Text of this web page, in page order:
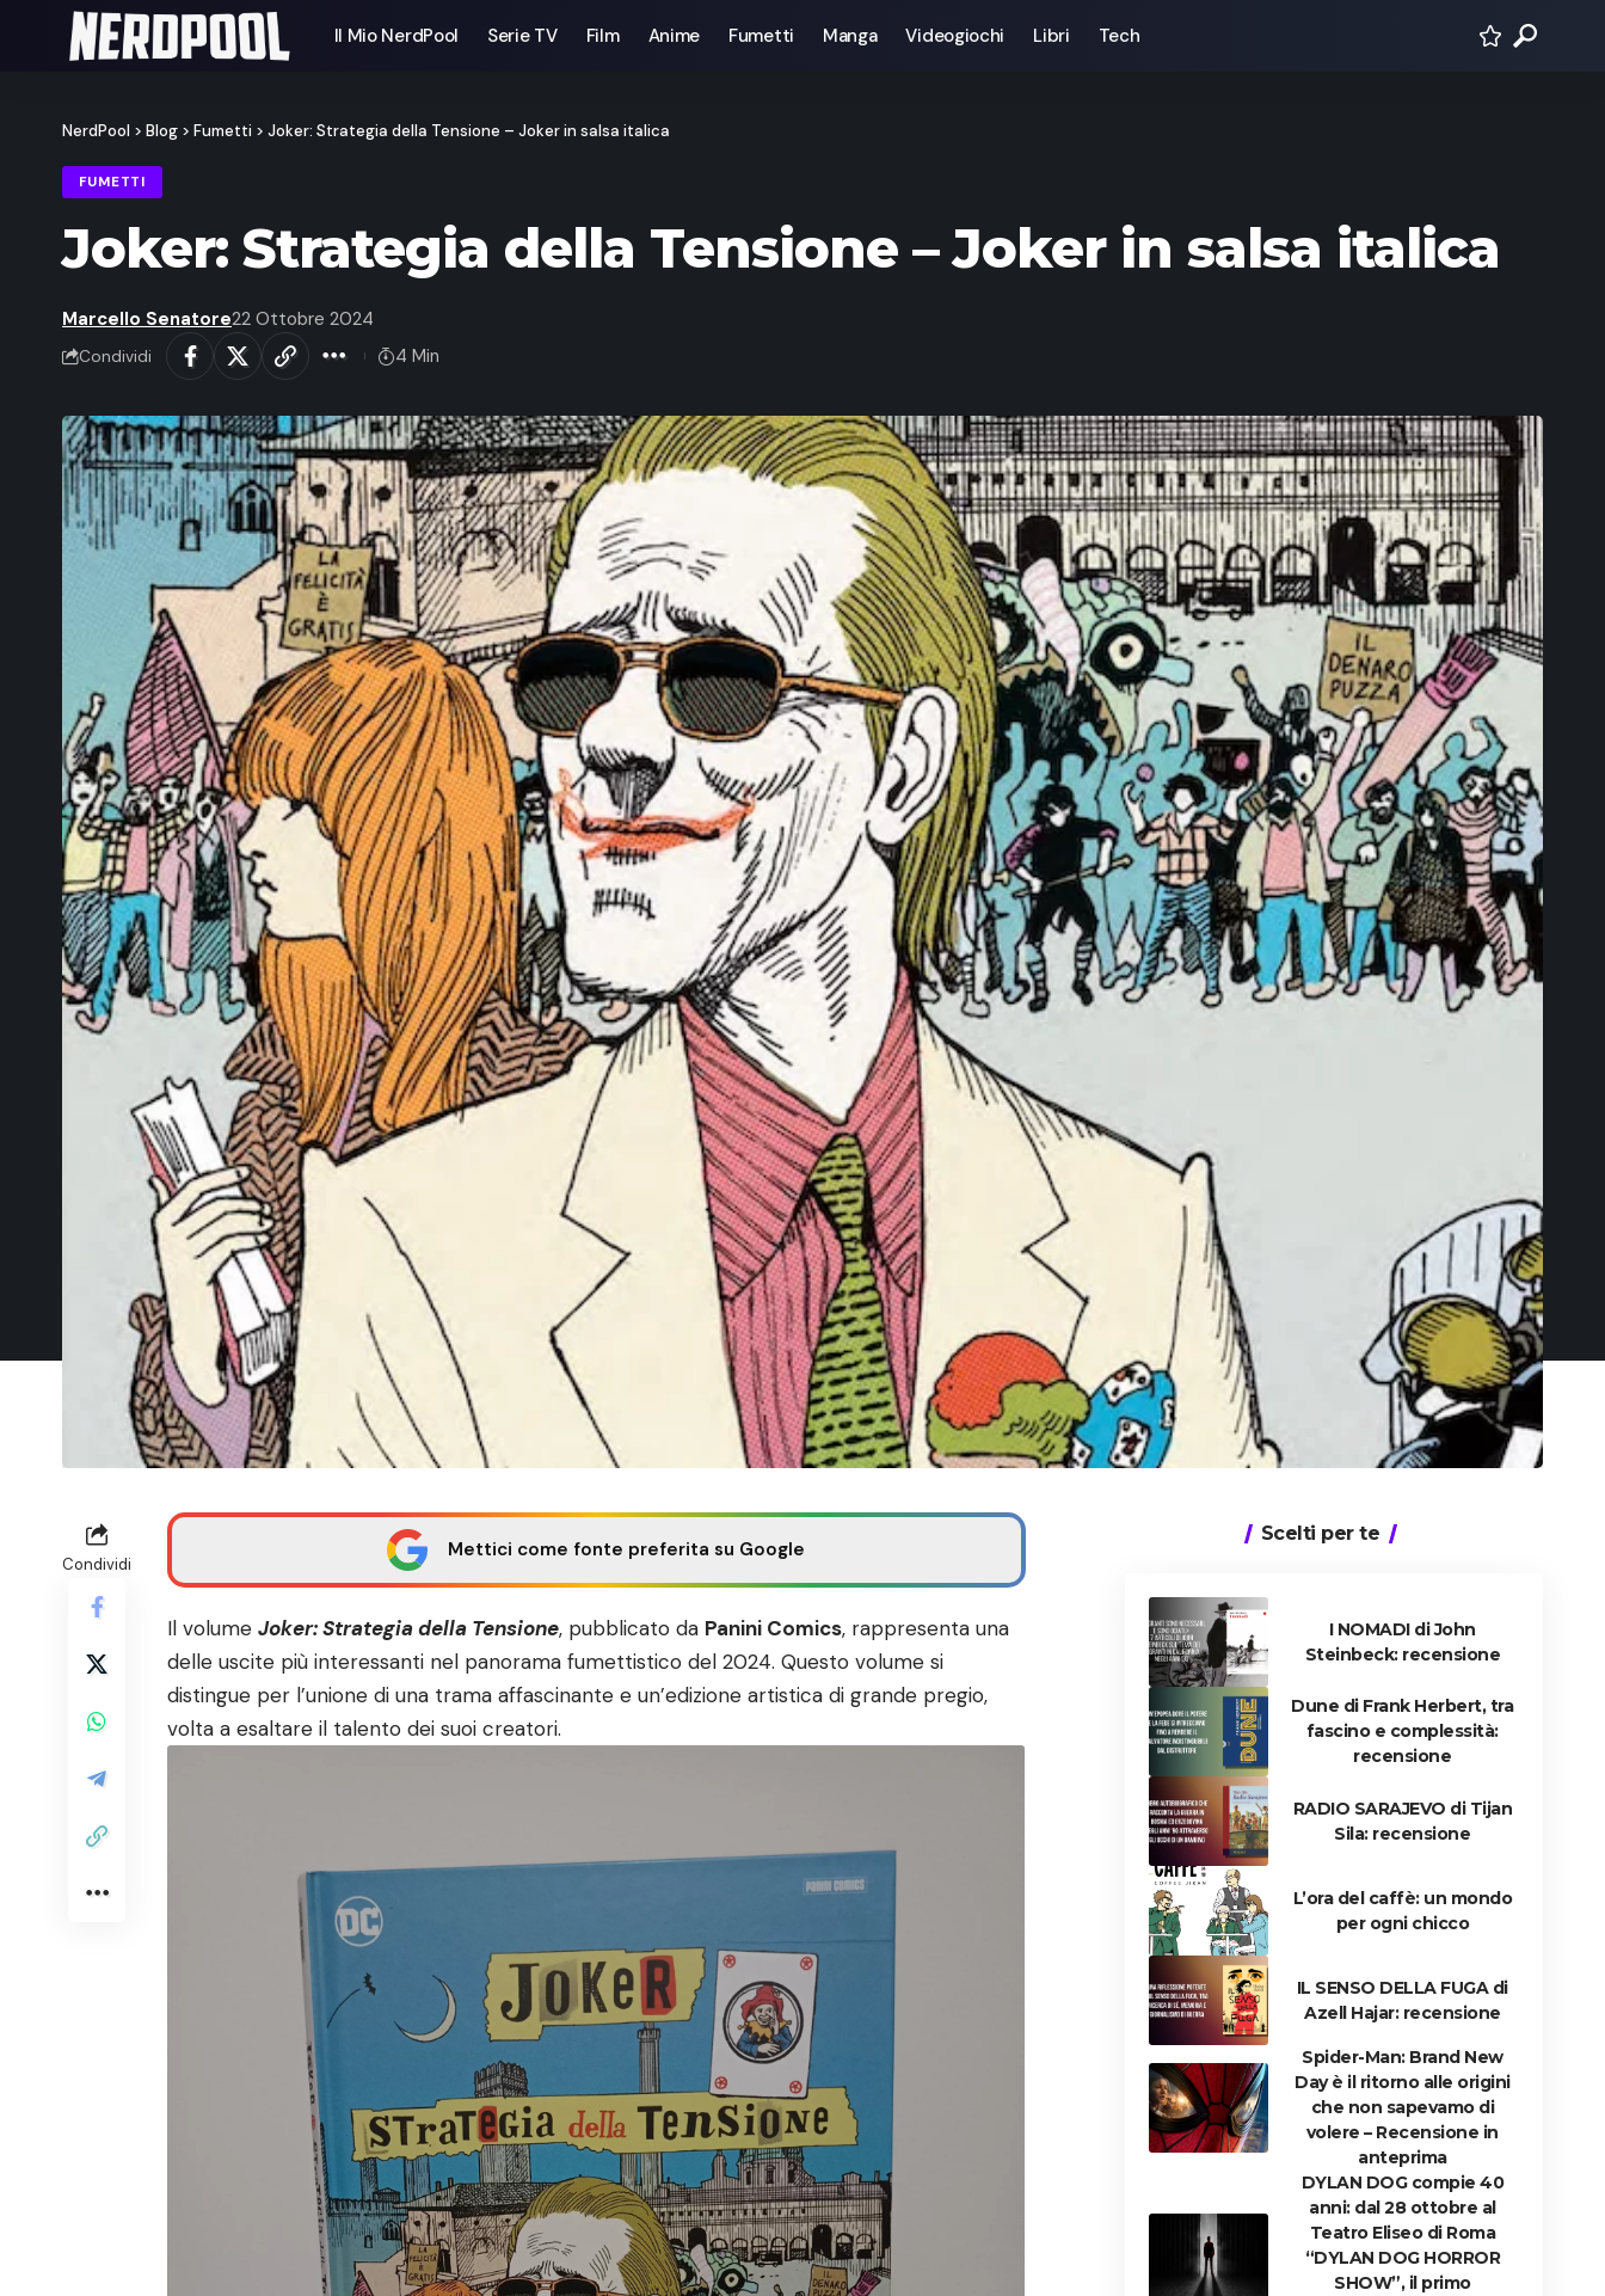
Il Mio NerdPool Serie TV Film Anime Fumetti Manga Videogiochi Libri Tech
NerdPool > Blog > Fumetti > Joker: Strategia della Tensione – Joker in salsa italica
FUMETTI
Joker: Strategia della Tensione – Joker in salsa italica
Marcello Senatore22 Ottobre 2024
Condividi 4 Min
Condividi
Mettici come fonte preferita su Google
Il volume Joker: Strategia della Tensione, pubblicato da Panini Comics, rappresenta una
delle uscite più interessanti nel panorama fumettistico del 2024. Questo volume si
distingue per l’unione di una trama affascinante e un’edizione artistica di grande pregio,
volta a esaltare il talento dei suoi creatori.
Scelti per te
I NOMADI di John
Steinbeck: recensione
Dune di Frank Herbert, tra
fascino e complessità:
recensione
RADIO SARAJEVO di Tijan
Sila: recensione
L’ora del caffè: un mondo
per ogni chicco
IL SENSO DELLA FUGA di
Azell Hajar: recensione
Spider-Man: Brand New
Day è il ritorno alle origini
che non sapevamo di
volere – Recensione in
anteprima
DYLAN DOG compie 40
anni: dal 28 ottobre al
Teatro Eliseo di Roma
“DYLAN DOG HORROR
SHOW”, il primo